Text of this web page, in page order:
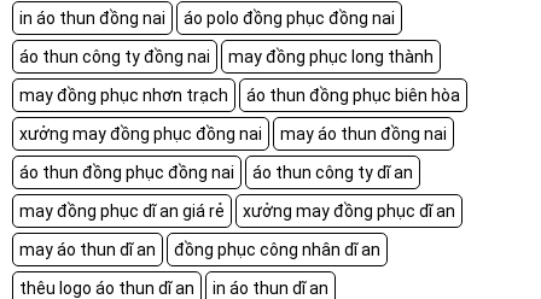
in áo thun đồng nai
áo polo đồng phục đồng nai
áo thun công ty đồng nai
may đồng phục long thành
may đồng phục nhơn trạch
áo thun đồng phục biên hòa
xưởng may đồng phục đồng nai
may áo thun đồng nai
áo thun đồng phục đồng nai
áo thun công ty dĩ an
may đồng phục dĩ an giá rẻ
xưởng may đồng phục dĩ an
may áo thun dĩ an
đồng phục công nhân dĩ an
thêu logo áo thun dĩ an
in áo thun dĩ an